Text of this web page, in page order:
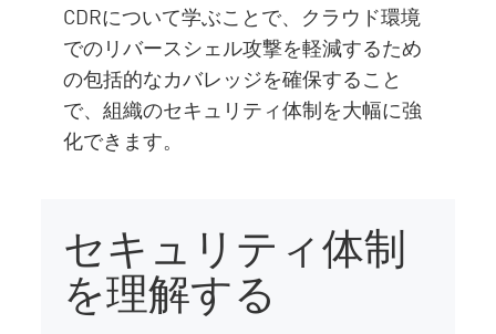
CDRについて学ぶことで、クラウド環境
でのリバースシェル攻撃を軽減するため
の包括的なカバレッジを確保すること
で、組織のセキュリティ体制を大幅に強
化できます。
セキュリティ体制
を理解する